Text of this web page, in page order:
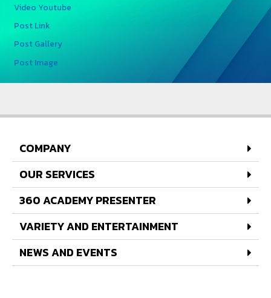
Video Youtube
Post Link
Post Gallery
Post Image
COMPANY
OUR SERVICES
360 ACADEMY PRESENTER
VARIETY AND ENTERTAINMENT
NEWS AND EVENTS